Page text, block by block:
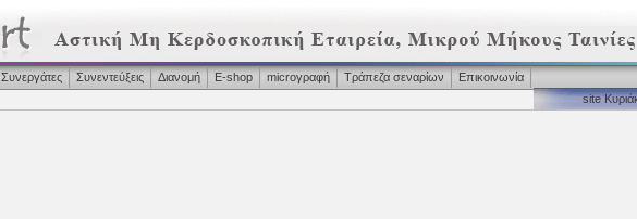
Συνεργάτες Συνεντεύξεις Διανομή Ε-shop microγραφή Τράπεζα σεναρίων
Επικοινωνία
site